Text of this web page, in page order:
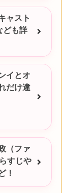
ャスト
ども詳
イとオ
だけ違
（ファ
すじや
！